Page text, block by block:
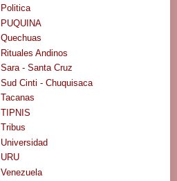
Politica
PUQUINA
Quechuas
Rituales Andinos
Sara - Santa Cruz
Sud Cinti - Chuquisaca
Tacanas
TIPNIS
Tribus
Universidad
URU
Venezuela